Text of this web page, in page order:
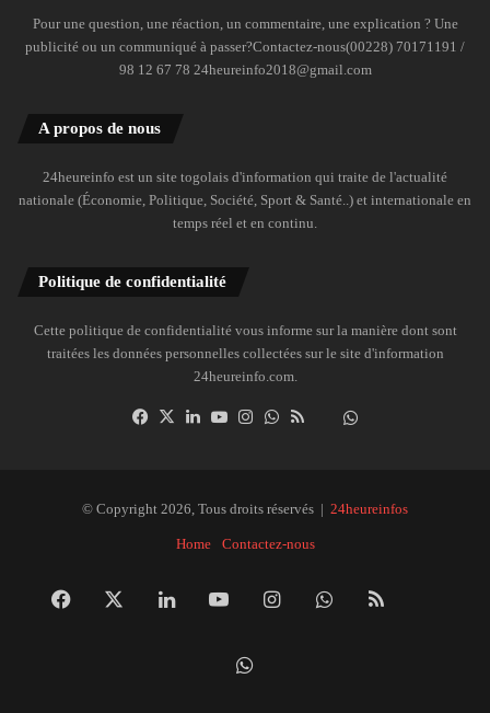
Pour une question, une réaction, un commentaire, une explication ? Une
publicité ou un communiqué à passer?Contactez-nous(00228) 70171191 /
98 12 67 78 24heureinfo2018@gmail.com
A propos de nous
24heureinfo est un site togolais d'information qui traite de l'actualité
nationale (Économie, Politique, Société, Sport & Santé..) et internationale en
temps réel et en continu.
Politique de confidentialité
Cette politique de confidentialité vous informe sur la manière dont sont
traitées les données personnelles collectées sur le site d'information
24heureinfo.com.
Facebook
X LinkedinYouTubeInstagramWhatsAppDailymotion
© Copyright 2026, Tous droits réservés | 24heureinfos
Home Contactez-nous
Facebook LinkedinYouTubeInstagramWhatsApp
RSS